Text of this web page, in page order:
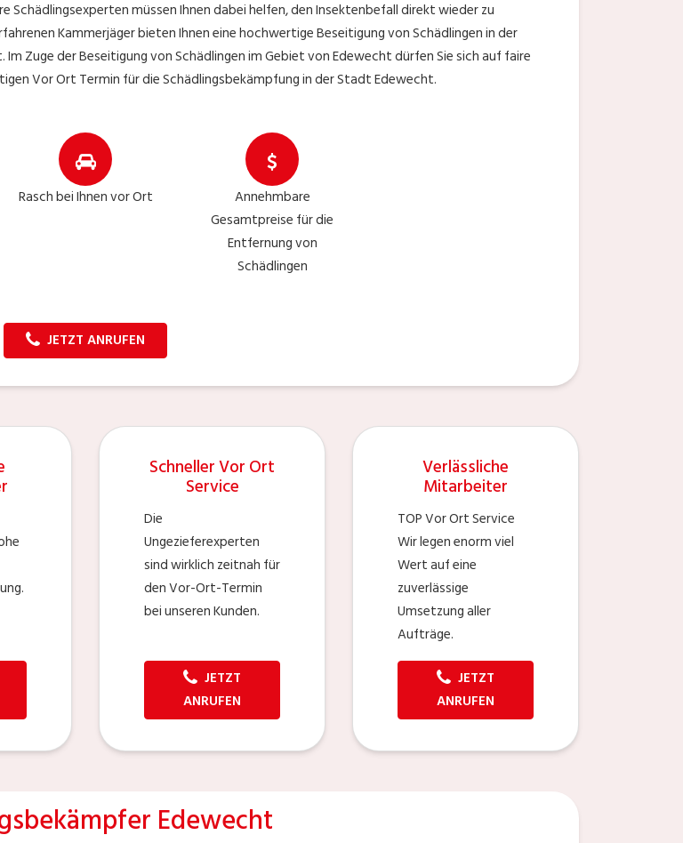
Schädlingsexperten müssen Ihnen dabei helfen, den Insektenbefall direkt wieder zu
Kammerjäger bieten Ihnen eine hochwertige Beseitigung von Schädlingen in der
Zuge der Beseitigung von Schädlingen im Gebiet von Edewecht dürfen Sie sich auf faire
Vor Ort Termin für die Schädlingsbekämpfung in der Stadt Edewecht.
Rasch bei Ihnen vor Ort
Annehmbare
Gesamtpreise für die
Entfernung von
Schädlingen
JETZT ANRUFEN
Schneller Vor Ort
Service
Die
Ungezieferexperten
sind wirklich zeitnah für
den Vor-Ort-Termin
bei unseren Kunden.
JETZT
ANRUFEN
Verlässliche
Mitarbeiter
TOP Vor Ort Service
Wir legen enorm viel
Wert auf eine
zuverlässige
Umsetzung aller
Aufträge.
JETZT
ANRUFEN
Edewecht